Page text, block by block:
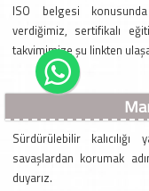
ISO belgesi
verdiğimiz, sertifikalı
takvimimize şu linkten
Sürdürülebilir
savaşlardan korumak
duyarız.